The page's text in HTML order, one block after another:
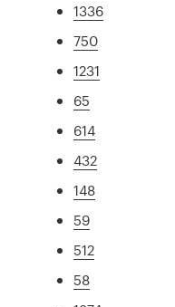
1336
750
1231
65
614
432
148
59
512
58